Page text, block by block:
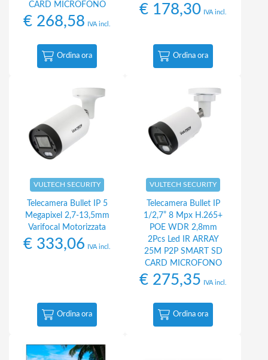
CARD MICROFONO
€ 268,58 IVA incl.
Ordina ora
€ 178,30 IVA incl.
Ordina ora
VULTECH SECURITY
Telecamera Bullet IP 5
Megapixel 2,7-13,5mm
Varifocal Motorizzata
€ 333,06 IVA incl.
Ordina ora
VULTECH SECURITY
Telecamera Bullet IP
1/2,7” 8 Mpx H.265+
POE WDR 2,8mm
2Pcs Led IR ARRAY
25M P2P SMART SD
CARD MICROFONO
€ 275,35 IVA incl.
Ordina ora